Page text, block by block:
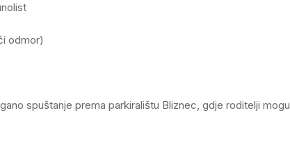
odmor)
spuštanje prema parkiralištu Bliznec, gdje roditelji mogu